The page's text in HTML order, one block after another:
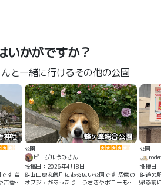
いかがですか？
と一緒に行けるその他の公園
神社
す 岩
吉香神
蜂ヶ峯総合公園
公園
ビーグルうみさん
投稿日：2026年4月8日
📝山口県和気町にある広い公園です 恐竜の
オブジェがあったり うさぎやポニーもい
公園
投稿日：
📝道の駅
帰る前に